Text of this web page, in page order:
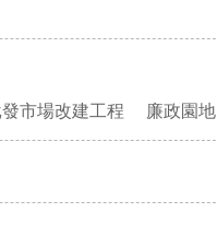
市場改建工程 廉政園地